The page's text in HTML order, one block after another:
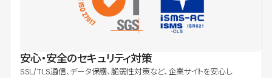
安心・安全のセキュリティ対策
SSL/TLS通信、データ保護、脆弱性対策など、企業サイトを安心し